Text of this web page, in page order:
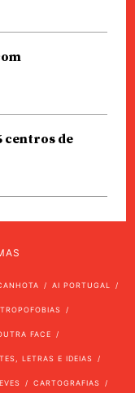
centros de
AI PORTUGAL
FACE
LETRAS E IDEIAS
CARTOGRAFIAS